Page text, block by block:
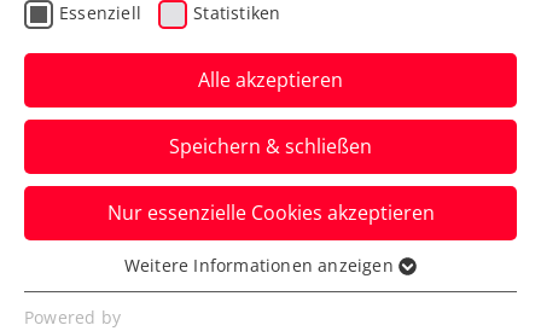
Kraus und Neumayer in
Australian-Open-
Qualifikation gestoppt
Für die zwei ÖTV-Asse kommt in
Melbourne in der zweiten Runde der
Vorausscheidung das Aus.
Verfasst von: Manuel Wachta, 08.01.2025
Essenziell Statistiken
Alle akzeptieren
Speichern & schließen
Nur essenzielle Cookies akzeptieren
Essenziell
Essenzielle Cookies werden für grundlegende
Weitere Informationen anzeigen
Powered by